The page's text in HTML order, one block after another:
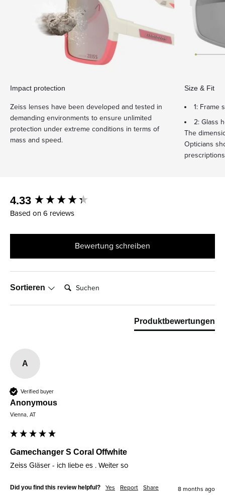
Impact protection
Zeiss lenses have been developed and tested in
demanding environments to ensure unlimited
protection under extreme conditions in terms of
mass and speed.
Size & Fit
1: Frame
2: Glass
The
Opticians
4.33
Based on 6 reviews
Bewertung schreiben
Sortieren Suchen:
Produktbewertungen
A
Verified buyer
Anonymous
Vienna, AT
Gamechanger S Coral Offwhite
Zeiss Gläser - ich liebe es . Weiter so
Did you find this review helpful? Yes Report Share 8 months ago
New content loaded